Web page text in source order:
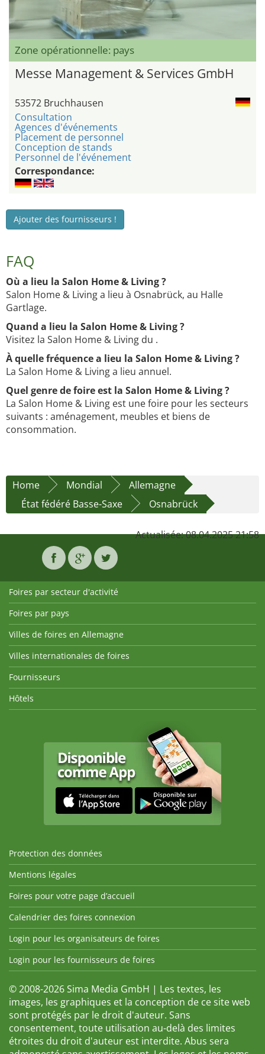
Zone opérationnelle: pays
Messe Management & Services GmbH
53572 Bruchhausen
Consultation
Agences d'événements
Placement de personnel
Conception de stands
Personnel de l'événement
Correspondance:
Ajouter des fournisseurs !
FAQ
Où a lieu la Salon Home & Living ?
Salon Home & Living a lieu à Osnabrück, au Halle
Gartlage.
Quand a lieu la Salon Home & Living ?
Visitez la Salon Home & Living du .
À quelle fréquence a lieu la Salon Home & Living ?
La Salon Home & Living a lieu annuel.
Quel genre de foire est la Salon Home & Living ?
La Salon Home & Living est une foire pour les secteurs
suivants : aménagement, meubles et biens de
consommation.
Home Mondial
Allemagne
État fédéré Basse-Saxe
Osnabrück
Actualisée: 08.04.2025 21:58
Foires par secteur d'activité
Foires par pays
Villes de foires en Allemagne
Villes internationales de foires
Fournisseurs
Hôtels
Protection des données
Mentions légales
Foires pour votre page d’accueil
Calendrier des foires connexion
Login pour les organisateurs de foires
Login pour les fournisseurs de foires
© 2008-2026 Sima Media GmbH | Les textes, les
images, les graphiques et la conception de ce site web
sont protégés par le droit d'auteur. Sans
consentement, toute utilisation au-delà des limites
étroites du droit d'auteur est interdite. Abus sera